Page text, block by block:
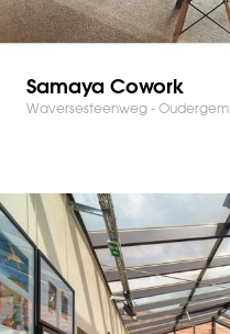
Samaya Cowork
Waversesteenweg - Oudergem